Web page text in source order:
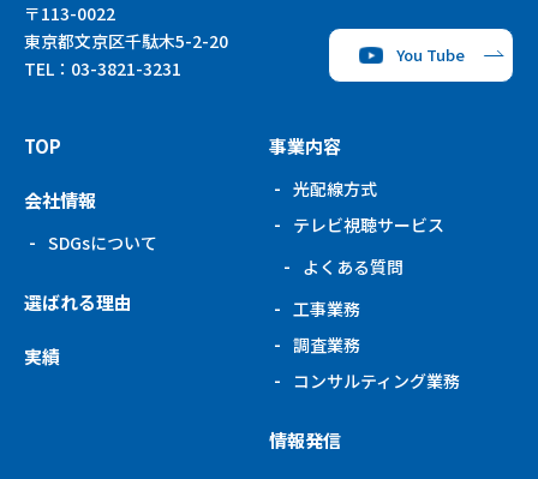
〒113-0022
東京都文京区千駄木5-2-20
TEL： 03-3821-3231
You Tube
TOP
会社情報
SDGsについて
選ばれる理由
実績
事業内容
光配線方式
テレビ視聴サービス
よくある質問
工事業務
調査業務
コンサルティング業務
情報発信